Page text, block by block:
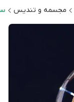
مجسمه و تندیس